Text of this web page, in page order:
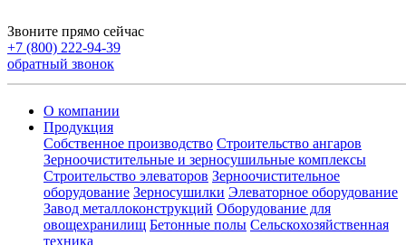
Звоните прямо сейчас
+7 (800) 222-94-39
обратный звонок
О компании
Продукция
Собственное производство Строительство ангаров
Зерноочистительные и зерносушильные комплексы
Строительство элеваторов Зерноочистительное
оборудование Зерносушилки Элеваторное оборудование
Завод металлоконструкций Оборудование для
овощехранилищ Бетонные полы Сельскохозяйственная
техника